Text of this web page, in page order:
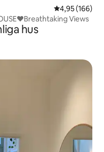
4,95 av 5 i
4,95 (166)
Views
hus